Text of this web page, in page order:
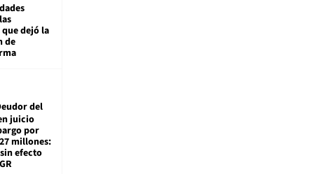
dejó la
de
del
juicio
por
millones:
efecto